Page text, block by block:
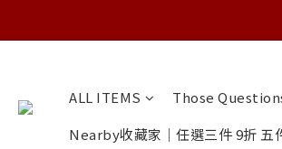
ALL ITEMS Those
Nearby收藏家｜任選三件 9折 五